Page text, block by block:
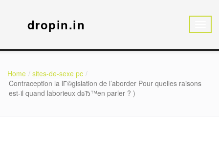
dropin.in
Home
sites-de-sexe pc
Contraception la lГ©gislation de l’aborder Pour quelles raisons
est-il quand laborieux dвЂ™en parler ? )